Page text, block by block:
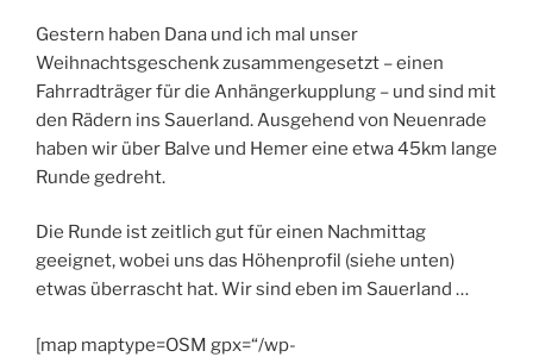
Gestern haben Dana und ich mal unser
Weihnachtsgeschenk zusammengesetzt – einen
Fahrradträger für die Anhängerkupplung – und sind mit
den Rädern ins Sauerland. Ausgehend von Neuenrade
haben wir über Balve und Hemer eine etwa 45km lange
Runde gedreht.
Die Runde ist zeitlich gut für einen Nachmittag
geeignet, wobei uns das Höhenprofil (siehe unten)
etwas überrascht hat. Wir sind eben im Sauerland …
[map maptype=OSM gpx=“/wp-